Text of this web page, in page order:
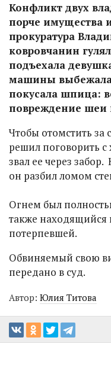
Конфликт двух
порче имущества
прокуратура
ковровчанин
подъехала
машины
покусала шпица:
повреждение шеи
Чтобы отомстить
решил поговорить с
звал ее через
он разбил ломом
Огнем был
также
потерпевшей.
Обвиняемый свою
передано в суд.
Автор: Юлия Титова